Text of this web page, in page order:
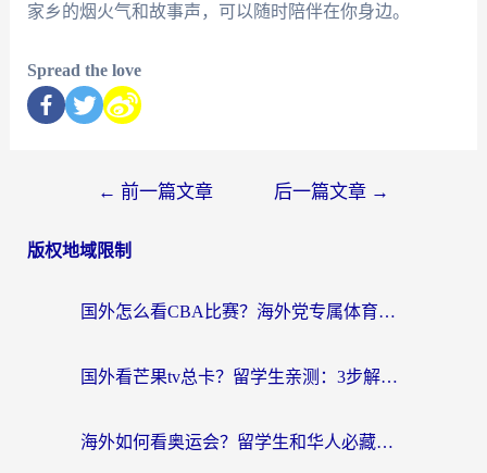
家乡的烟火气和故事声，可以随时陪伴在你身边。
Spread the love
← 前一篇文章 后一篇文章 →
版权地域限制
国外怎么看CBA比赛？海外党专属体育直播指南，告别地区限制看球自由
国外看芒果tv总卡？留学生亲测：3步解决地域限制+流畅追剧攻略
海外如何看奥运会？留学生和华人必藏的体育赛事观看终极指南